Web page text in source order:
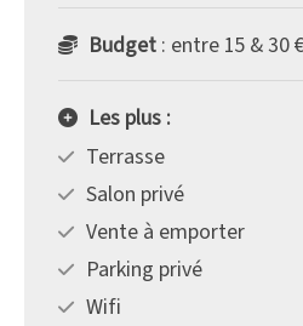
Budget : entre 15 & 30 €
Les plus :
Terrasse
Salon privé
Vente à emporter
Parking privé
Wifi